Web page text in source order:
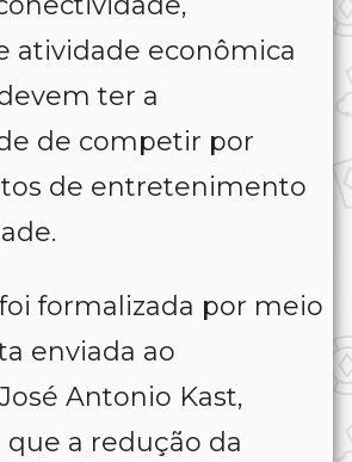
atividade econômica
ter a
de competir por
de entretenimento
formalizada por meio
enviada ao
Antonio Kast,
que a redução da